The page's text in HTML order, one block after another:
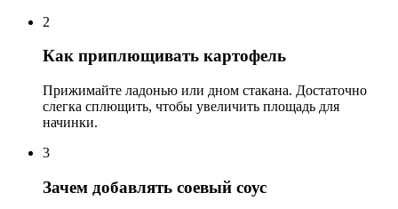
2
Как приплющивать картофель
Прижимайте ладонью или дном стакана. Достаточно
слегка сплющить, чтобы увеличить площадь для
начинки.
3
Зачем добавлять соевый соус